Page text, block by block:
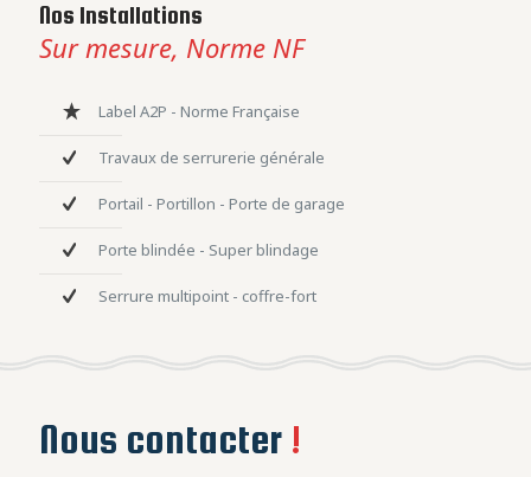
Nos Installations
Sur mesure, Norme NF
Label A2P - Norme Française
Travaux de serrurerie générale
Portail - Portillon - Porte de garage
Porte blindée - Super blindage
Serrure multipoint - coffre-fort
Nous contacter !